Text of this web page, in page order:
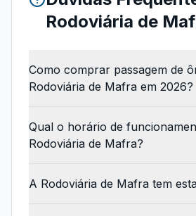
Rodoviária de
Como comprar passagem de
Rodoviária de Mafra em 2026?
Qual o horário de
Rodoviária de Mafra?
A Rodoviária de Mafra tem